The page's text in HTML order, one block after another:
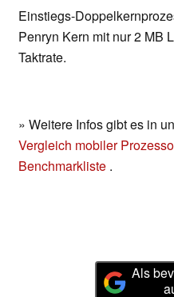
Einstiegs-
Penryn Kern mit nur 2 MB
Taktrate.
» Weitere Infos gibt es in
Vergleich mobiler
Benchmarkliste .
Als